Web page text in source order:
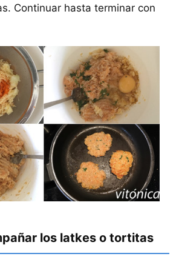
Continuar hasta terminar con
los latkes o tortitas